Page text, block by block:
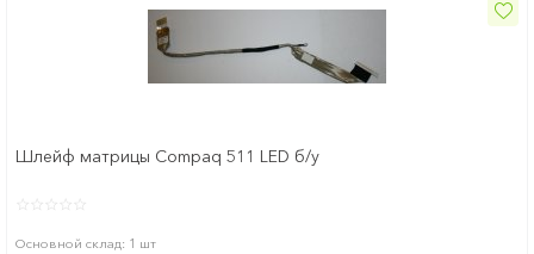
Шлейф матрицы Compaq 511 LED б/у
Основной склад: 1 шт